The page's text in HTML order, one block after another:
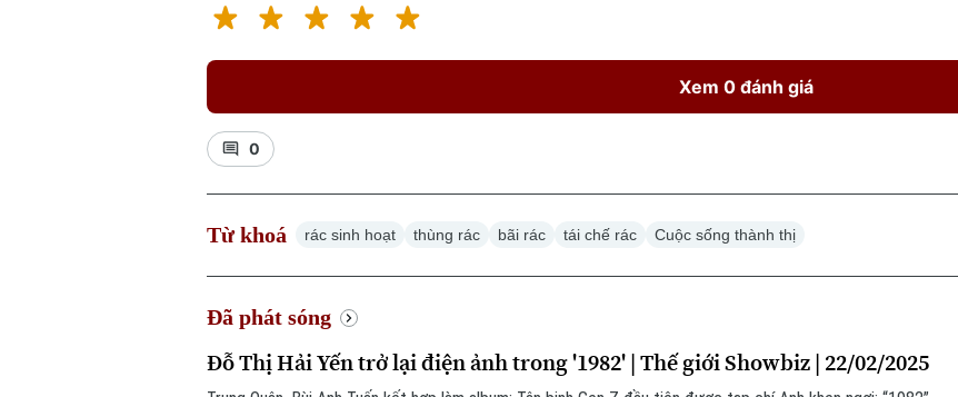
Xem 0 đánh giá
0
Từ khoá rác sinh hoạt thùng rác bãi rác tái chế rác Cuộc sống thành thị
Đã phát sóng
Đỗ Thị Hải Yến trở lại điện ảnh trong '1982' | Thế giới Showbiz | 22/02/2025